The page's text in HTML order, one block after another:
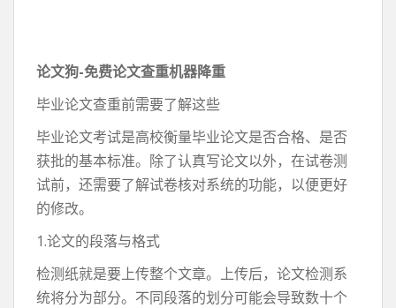
论文狗-免费论文查重机器降重
毕业论文查重前需要了解这些
毕业论文考试是高校衡量毕业论文是否合格、是否
获批的基本标准。除了认真写论文以外，在试卷测
试前，还需要了解试卷核对系统的功能，以便更好
的修改。
1.论文的段落与格式
检测纸就是要上传整个文章。上传后，论文检测系
统将分为部分。不同段落的划分可能会导致数十个